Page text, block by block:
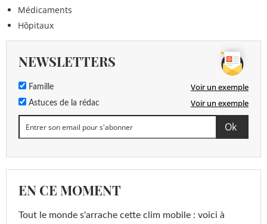
Médicaments
Hôpitaux
NEWSLETTERS
Famille Voir un exemple
Astuces de la rédac Voir un exemple
EN CE MOMENT
Tout le monde s'arrache cette clim mobile : voici à